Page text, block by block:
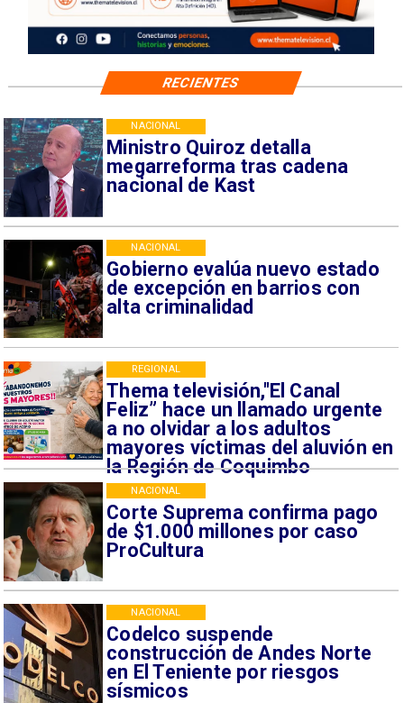
Ministro Quiroz detalla
megarreforma tras cadena
nacional de Kast
NACIONAL
Gobierno evalúa nuevo estado
de excepción en barrios con
alta criminalidad
NACIONAL
Thema televisión,"El Canal
Feliz” hace un llamado urgente
a no olvidar a los adultos
mayores víctimas del aluvión en
la Región de Coquimbo
REGIONAL
Corte Suprema confirma pago
de $1.000 millones por caso
ProCultura
NACIONAL
Codelco suspende
construcción de Andes Norte
en El Teniente por riesgos
sísmicos
NACIONAL
RECIENTES